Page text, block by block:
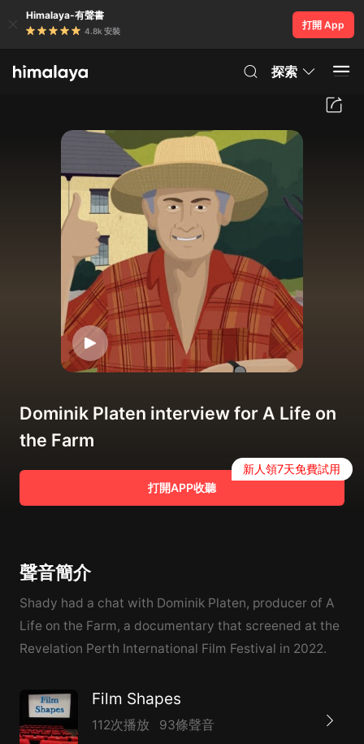
Himalaya-有聲書
4.8k 安裝
打開 App
探索
Dominik Platen interview for A Life on
the Farm
打開APP收聽
新人領7天免費試用
聲音簡介
Shady had a chat with Dominik Platen, producer of A
Life on the Farm, a documentary that screened at the
Revelation Perth International Film Festival in 2022.
Film Shapes
112次播放 93條聲音